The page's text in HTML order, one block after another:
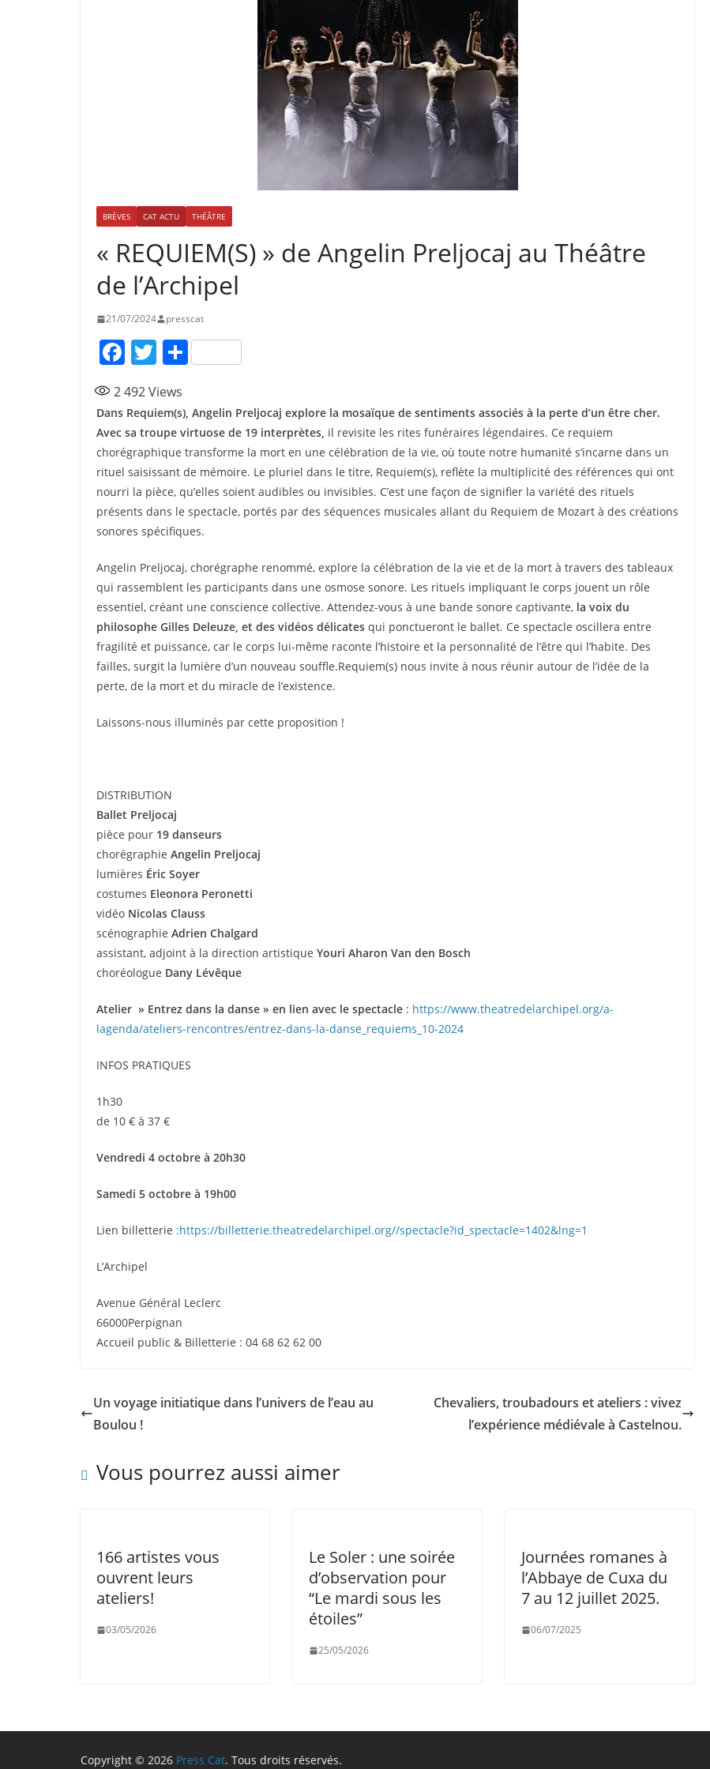
BRÈVES CAT ACTU THÉÂTRE
« REQUIEM(S) » de Angelin Preljocaj au Théâtre
de l’Archipel
21/07/2024 presscat
F
c
e
b
o
o
k
T
itt
er
P
ta
g
er
2 492Views
Dans Requiem(s), Angelin Preljocaj explore la mosaïque de sentiments associés à la perte d’un être cher.
Avec sa troupe virtuose de 19 interprètes, il revisite les rites funéraires légendaires. Ce requiem
chorégraphique transforme la mort en une célébration de la vie, où toute notre humanité s’incarne dans un
rituel saisissant de mémoire. Le pluriel dans le titre, Requiem(s), reflète la multiplicité des références qui ont
nourri la pièce, qu’elles soient audibles ou invisibles. C’est une façon de signifier la variété des rituels
présents dans le spectacle, portés par des séquences musicales allant du Requiem de Mozart à des créations
sonores spécifiques.
Angelin Preljocaj, chorégraphe renommé, explore la célébration de la vie et de la mort à travers des tableaux
qui rassemblent les participants dans une osmose sonore. Les rituels impliquant le corps jouent un rôle
essentiel, créant une conscience collective. Attendez-vous à une bande sonore captivante, la voix du
philosophe Gilles Deleuze, et des vidéos délicates qui ponctueront le ballet. Ce spectacle oscillera entre
fragilité et puissance, car le corps lui-même raconte l’histoire et la personnalité de l’être qui l’habite. Des
failles, surgit la lumière d’un nouveau souffle.Requiem(s) nous invite à nous réunir autour de l’idée de la
perte, de la mort et du miracle de l’existence.
Laissons-nous illuminés par cette proposition !
DISTRIBUTION
Ballet Preljocaj
pièce pour 19 danseurs
chorégraphie Angelin Preljocaj
lumières Éric Soyer
costumes Eleonora Peronetti
vidéo Nicolas Clauss
scénographie Adrien Chalgard
assistant, adjoint à la direction artistique Youri Aharon Van den Bosch
choréologue Dany Lévêque
Atelier » Entrez dans la danse » en lien avec le spectacle : https://www.theatredelarchipel.org/a-
lagenda/ateliers-rencontres/entrez-dans-la-danse_requiems_10-2024
INFOS PRATIQUES
1h30
de 10 € à 37 €
Vendredi 4 octobre à 20h30
Samedi 5 octobre à 19h00
Lien billetterie :https://billetterie.theatredelarchipel.org//spectacle?id_spectacle=1402&lng=1
L’Archipel
Avenue Général Leclerc
66000Perpignan
Accueil public & Billetterie : 04 68 62 62 00
Un voyage initiatique dans l’univers de l’eau au
Boulou !
Chevaliers, troubadours et ateliers : vivez
l’expérience médiévale à Castelnou.
Vous pourrez aussi aimer
166 artistes vous
ouvrent leurs
ateliers!
03/05/2026
Le Soler : une soirée
d’observation pour
“Le mardi sous les
étoiles”
25/05/2026
Journées romanes à
l’Abbaye de Cuxa du
7 au 12 juillet 2025.
06/07/2025
Copyright © 2026 Press Cat. Tous droits réservés.